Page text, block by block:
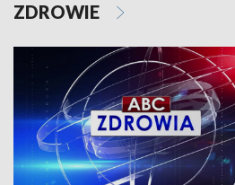
ZDROWIE